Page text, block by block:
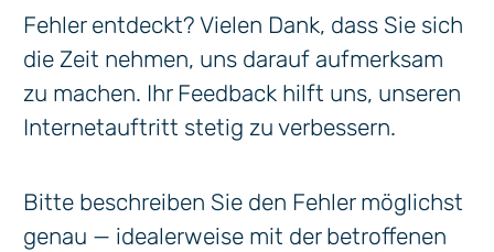
Fehler entdeckt? Vielen Dank, dass Sie sich
die Zeit nehmen, uns darauf aufmerksam
zu machen. Ihr Feedback hilft uns, unseren
Internetauftritt stetig zu verbessern.
Bitte beschreiben Sie den Fehler möglichst
genau — idealerweise mit der betroffenen